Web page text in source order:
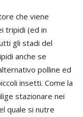
che viene
tripidi (ed in
gli stadi del
anche se
polline ed
insetti. Come la
stazionare nei
quale si nutre